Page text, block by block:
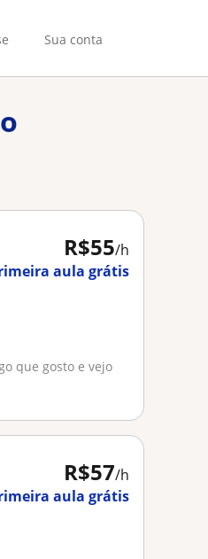
Sua conta
R$55/h
aula grátis
que gosto e vejo
R$57/h
aula grátis